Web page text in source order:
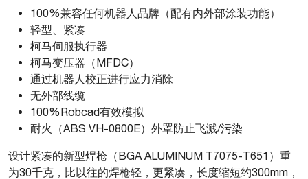
100%兼容任何机器人品牌（配有内外部涂装功能）
轻型、紧凑
柯马伺服执行器
柯马变压器（MFDC）
通过机器人校正进行应力消除
无外部线缆
100%Robcad有效模拟
耐火（ABS VH-0800E）外罩防止飞溅/污染
设计紧凑的新型焊枪（BGA ALUMINUM T7075-T651）重
为30千克，比以往的焊枪轻，更紧凑，长度缩短约300mm，